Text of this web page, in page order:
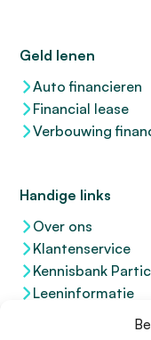
Geld lenen
Auto financieren
Financial lease
Verbouwing
Handige links
Over ons
Klantenservice
Kennisbank
Leeninformatie